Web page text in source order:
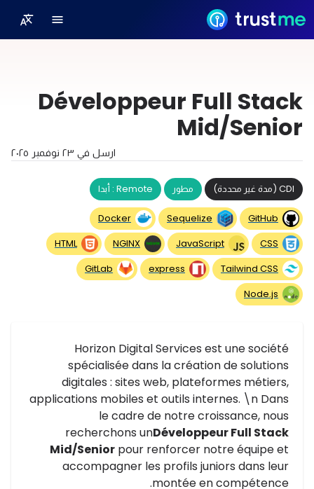
Développeur Full Stack
Mid/Senior
ارسل في ٢٣ نوفمبر ٢٠٢٥
CDI (مدة غير محددة) مطور Remote : أبدا
GitHub
Sequelize
Docker
CSS
JavaScript
NGINX
HTML
Tailwind CSS
express
GitLab
Node.js
Horizon Digital Services est une société
spécialisée dans la création de solutions
digitales : sites web, plateformes métiers,
applications mobiles et outils internes. \n Dans
le cadre de notre croissance, nous
recherchons unDéveloppeur Full Stack
Mid/Senior pour renforcer notre équipe et
accompagner les profils juniors dans leur
montée en compétence.